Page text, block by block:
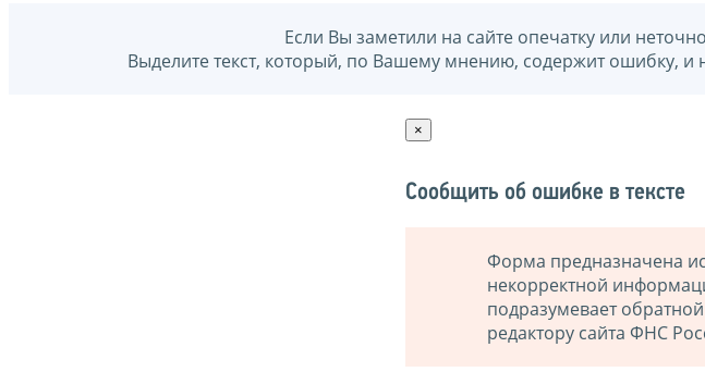
Если Вы заметили на сайте опечатку или
Выделите текст, который, по Вашему мнению, содержит ошибку,
×
Сообщить об ошибке в тексте
Форма предназначена
некорректной
подразумевает
редактору сайта ФНС